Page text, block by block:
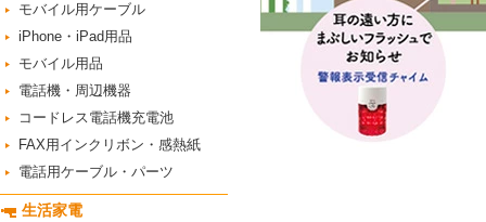
モバイル用ケーブル
iPhone・iPad用品
モバイル用品
電話機・周辺機器
コードレス電話機充電池
FAX用インクリボン・感熱紙
電話用ケーブル・パーツ
生活家電